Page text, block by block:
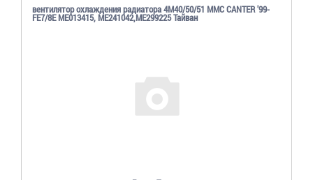
вентилятор охлаждения радиатора 4M40/50/51 MMC CANTER '99-
FE7/8E ME013415, ME241042,ME299225 Тайван